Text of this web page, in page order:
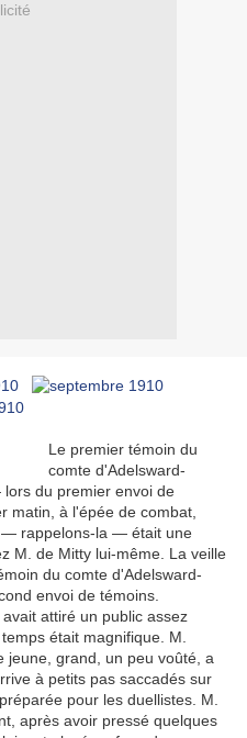
Le premier témoin du
comte d'Adelsward-
du premier envoi de
matin, à l'épée de combat,
— rappelons-la — était une
M. de Mitty lui-même. La veille
du comte d'Adelsward-
envoi de témoins.
attiré un public assez
était magnifique. M.
jeune, grand, un peu voûté, a
à petits pas saccadés sur
pour les duellistes. M.
après avoir pressé quelques